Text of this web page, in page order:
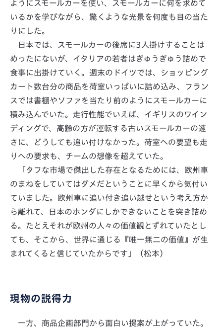
ようにスモールカーを使い、スモールカーに何を求めて
いるかを学びながら、驚くような光景を何度も目の当た
りにした。
日本では、スモールカーの後席に3人掛けすることは
めったにないが、イタリアの若者はぎゅうぎゅう詰めで
食事に出掛けていく。週末のドイツでは、ショッピング
カート数台分の商品を荷室いっぱいに詰め込み、フラン
スでは書棚やソファを当たり前のようにスモールカーに
積み込んでいた。走行性能でいえば、イギリスのワイン
ディングで、高齢の方が運転する古いスモールカーの速
さに、どうしても追い付けなかった。荷室への要望も走
りへの要求も、チームの想像を超えていた。
「タフな市場で傑出した存在となるためには、欧州車
のまねをしていてはダメだということに早くから気付い
ていました。欧州車に追い付き追い越せという考え方か
ら離れて、日本のホンダにしかできないことを突き詰め
る。たとえそれが欧州の人々の価値観とずれていたとし
ても、そこから、世界に通じる『唯一無二の価値』が生
まれてくると信じていたからです」（松本）
現物の説得力
一方、商品企画部門から面白い提案が上がっていた。